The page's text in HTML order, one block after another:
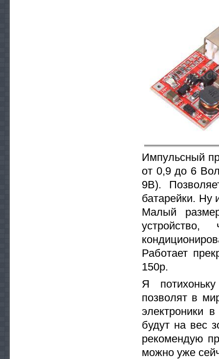
Импульсный
от 0,9 до 6
9В).
батарейки. Ну
Малый
Работает
150р.
Я
позволят в
электроники
будут на вес
рекомендую
можно уже